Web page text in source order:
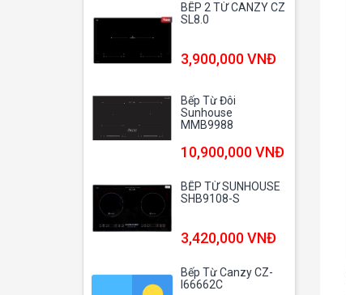
BẾP 2 TỪ CANZY CZ
SL8.0
3,900,000 VNĐ
Bếp Từ Đôi
Sunhouse
MMB9988
10,900,000 VNĐ
BẾP TỪ SUNHOUSE
SHB9108-S
3,420,000 VNĐ
Bếp Từ Canzy CZ-
I66662C